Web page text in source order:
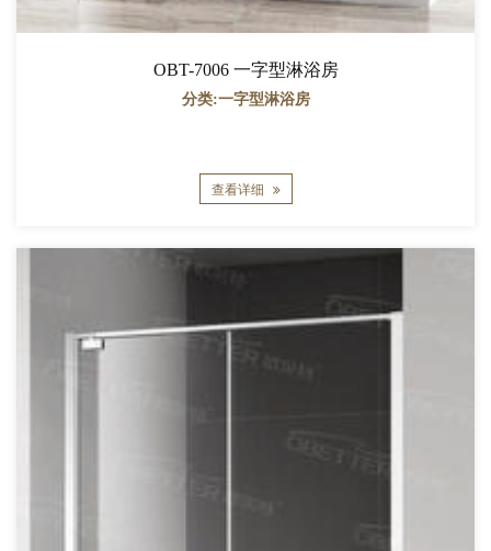
OBT-7006 一字型淋浴房
分类:一字型淋浴房
查看详细